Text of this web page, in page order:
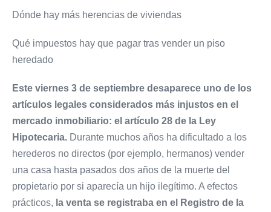
Dónde hay más herencias de viviendas
Qué impuestos hay que pagar tras vender un piso
heredado
Este viernes 3 de septiembre desaparece uno de los
artículos legales considerados más injustos en el
mercado inmobiliario: el artículo 28 de la Ley
Hipotecaria. Durante muchos años ha dificultado a los
herederos no directos (por ejemplo, hermanos) vender
una casa hasta pasados dos años de la muerte del
propietario por si aparecía un hijo ilegítimo. A efectos
prácticos, la venta se registraba en el Registro de la